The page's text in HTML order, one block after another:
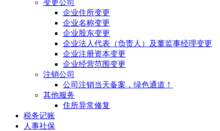
变更公司
企业住所变更
企业名称变更
企业股东变更
企业法人代表（负责人）及董监事经理变更
企业注册资本变更
企业经营范围变更
注销公司
公司注销当天备案，绿色通道！
其他服务
住所异常修复
税务记账
人事社保